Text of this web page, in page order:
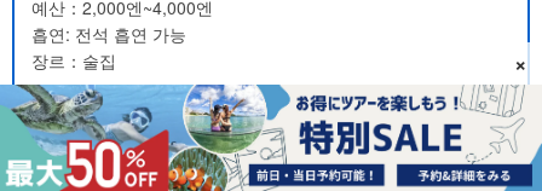
예산：2,000엔~4,000엔
흡연: 전석 흡연 가능
장르：술집
×